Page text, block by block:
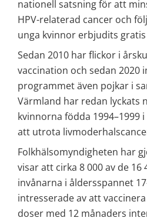
nationell satsning för att
HPV-relaterad cancer och
unga kvinnor erbjudits
Sedan 2010 har flickor i
vaccination och sedan 2020
programmet även pojkar i
Värmland har redan lyckats
kvinnorna födda
att utrota
Folkhälsomyndigheten har
visar att cirka 8 000 av de 16
invånarna i åldersspannet
intresserade av att
doser med 12 månaders